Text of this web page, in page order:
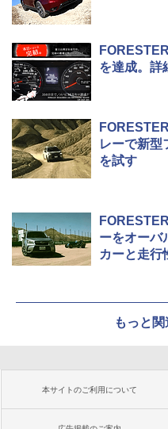
を達成。詳
レーで新型
を試す
ーをオーバ
カーと走行
もっと
本サイトのご利用について